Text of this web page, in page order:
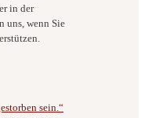
in der
uns, wenn Sie
sein.“